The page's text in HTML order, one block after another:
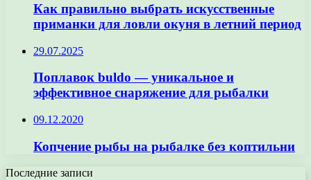
Как правильно выбрать искусственные
приманки для ловли окуня в летний период
29.07.2025
Поплавок buldo — уникальное и
эффективное снаряжение для рыбалки
09.12.2020
Копчение рыбы на рыбалке без коптильни
Последние записи